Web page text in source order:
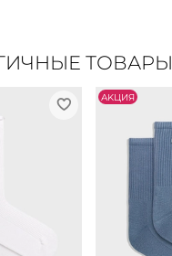
ТОВАРЫ
АKЦИЯ